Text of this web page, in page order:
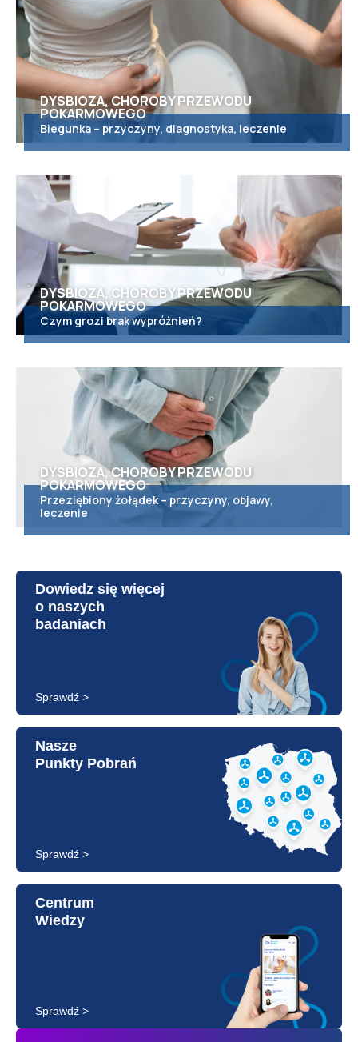
DYSBIOZA, CHOROBY PRZEWODU
POKARMOWEGO
Biegunka – przyczyny, diagnostyka, leczenie
DYSBIOZA, CHOROBY PRZEWODU
POKARMOWEGO
Czym grozi brak wypróżnień?
DYSBIOZA, CHOROBY PRZEWODU
POKARMOWEGO
Przeziębiony żołądek – przyczyny, objawy,
leczenie
Dowiedz się więcej
o naszych
badaniach
Sprawdź >
Nasze
Punkty Pobrań
Sprawdź >
Centrum
Wiedzy
Sprawdź >